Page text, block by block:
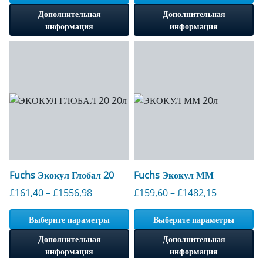
Дополнительная
информация
Дополнительная
информация
Fuchs Экокул Глобал 20
£161,40–£1556,98Диапазон цен: от 161,40 до 1556,98
Выберите параметры
Дополнительная
информация
Fuchs Экокул ММ
£159,60–£1482,15Диапазон
Выберите параметры
Дополнительная
информация